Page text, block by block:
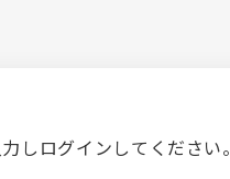
しログインしてください。